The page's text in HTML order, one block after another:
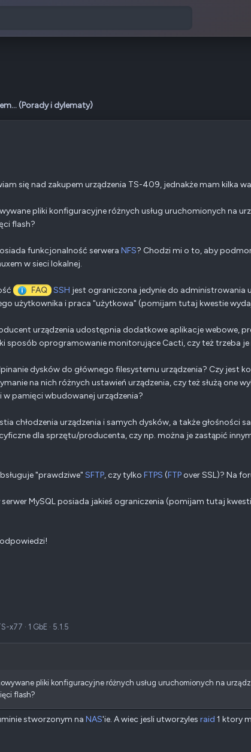
(Porady i dylematy)
się nad zakupem urządzenia TS-409, jednakże mam kilka
pliki konfiguracyjne różnych usług uruchomionych na
flash?
funkcjonalność serwera NFS? Chodzi mi o to, aby
w sieci lokalnej.
FAQ SSH jest ograniczona jedynie do administrowania
użytkownika i praca "użytkowa" (pomijam tutaj kwestie
urządzenia udostępnia dodatkowe aplikacje webowe,
sposób oprogramowanie monitorujące Cacti, czy też trzeba
dysków do głównego filesystemu urządzenia? Czy jest
na nich różnych ustawień urządzenia, czy też służą one
w pamięci wbudowanej urządzenia?
chłodzenia urządzenia i samych dysków, a także głośności
dla sprzętu/producenta, czy np. można je zastąpić
"prawdziwe" SFTP, czy tylko FTPS (FTP over SSL)? Na
MySQL posiada jakieś ograniczenia (pomijam tutaj
x77 · 1 GbE · 5.1.5
pliki konfiguracyjne różnych usług uruchomionych na
flash?
stworzonym na NAS'ie. A wiec jesli utworzyles raid 1 ktory